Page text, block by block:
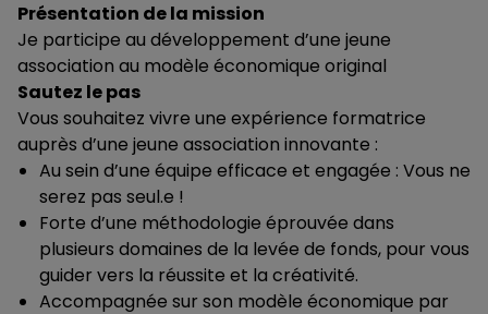
Présentation de la mission
Je participe au développement d’une jeune
association au modèle économique original
Sautez le pas
Vous souhaitez vivre une expérience formatrice
auprès d’une jeune association innovante :
Au sein d’une équipe efficace et engagée : Vous ne
serez pas seul.e !
Forte d’une méthodologie éprouvée dans
plusieurs domaines de la levée de fonds, pour vous
guider vers la réussite et la créativité.
Accompagnée sur son modèle économique par